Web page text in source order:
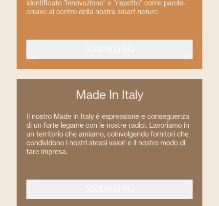
identificato “innovazione” e “rispetto” come parole-
chiave al centro della nostra smart nature.
Made In Italy
Il nostro Made in Italy è espressione e conseguenza
di un forte legame con le nostre radici. Lavoriamo in
un territorio che amiamo, coinvolgendo fornitori che
condividono i nostri stessi valori e il nostro modo di
fare impresa.